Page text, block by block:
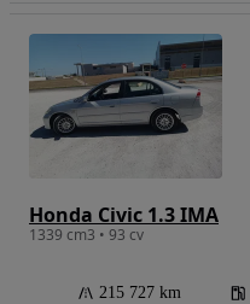
Honda Civic 1.3 IMA
1339 cm3 • 93 cv
215 727 km